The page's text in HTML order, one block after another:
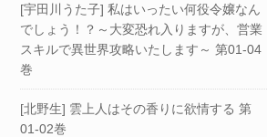
[宇田川うた子] 私はいったい何役令嬢なん
でしょう！？～大変恐れ入りますが、営業
スキルで異世界攻略いたします～ 第01-04
巻
[北野生] 雲上人はその香りに欲情する 第
01-02巻